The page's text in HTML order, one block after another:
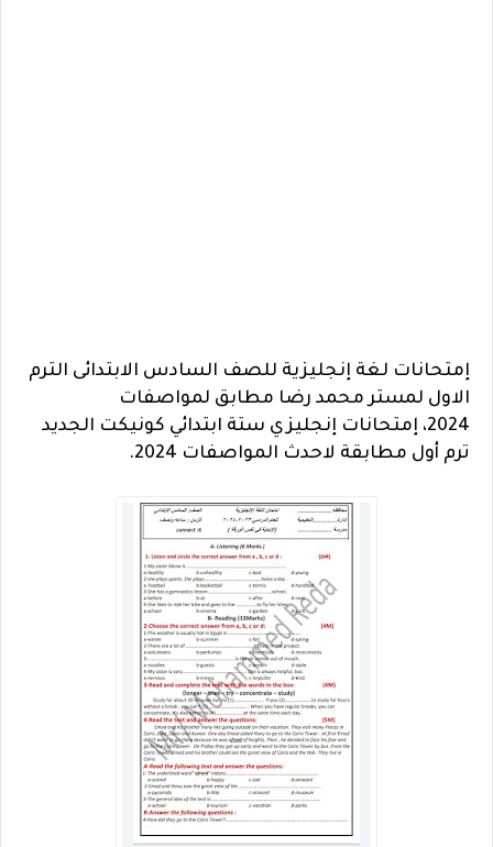
إمتحانات لغة إنجليزية للصف السادس الابتدائى الترم
الاول لمستر محمد رضا مطابق لمواصفات
2024، إمتحانات إنجليزي ستة ابتدائي كونيكت الجديد
ترم أول مطابقة لاحدث المواصفات 2024.